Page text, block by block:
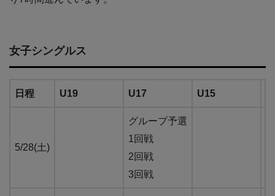
女子シングルス
日程 U19 U17 U15
5/28(土)
グループ予選
1回戦
2回戦
3回戦